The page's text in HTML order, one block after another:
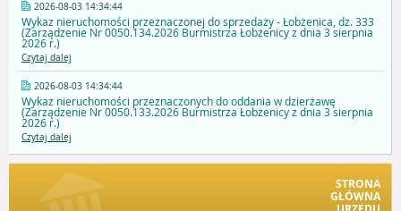
2026-08-03 14:34:44
Wykaz nieruchomości przeznaczonej do sprzedaży - Łobżenica, dz. 333
(Zarządzenie Nr 0050.134.2026 Burmistrza Łobżenicy z dnia 3 sierpnia
2026 r.)
Czytaj dalej
2026-08-03 14:34:44
Wykaz nieruchomości przeznaczonych do oddania w dzierżawę
(Zarządzenie Nr 0050.133.2026 Burmistrza Łobżenicy z dnia 3 sierpnia
2026 r.)
Czytaj dalej
STRONA
GŁÓWNA